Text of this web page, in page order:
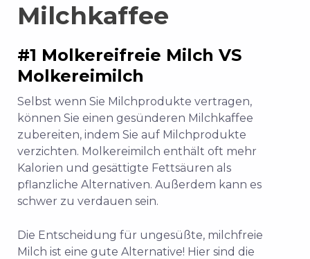
Milchkaffee
#1 Molkereifreie Milch VS
Molkereimilch
Selbst wenn Sie Milchprodukte vertragen,
können Sie einen gesünderen Milchkaffee
zubereiten, indem Sie auf Milchprodukte
verzichten. Molkereimilch enthält oft mehr
Kalorien und gesättigte Fettsäuren als
pflanzliche Alternativen. Außerdem kann es
schwer zu verdauen sein.
Die Entscheidung für ungesüßte, milchfreie
Milch ist eine gute Alternative! Hier sind die